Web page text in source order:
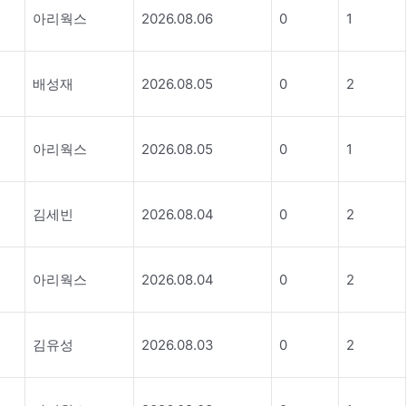
아리웍스 2026.08.06 0 1
배성재 2026.08.05 0 2
아리웍스 2026.08.05 0 1
김세빈 2026.08.04 0 2
아리웍스 2026.08.04 0 2
김유성 2026.08.03 0 2